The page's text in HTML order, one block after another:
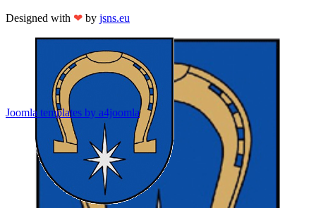
Designed with ❤ by jsns.eu
Joomla templates by a4joomla